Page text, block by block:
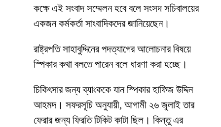
কক্ষে এই সংবাদ সম্মেলন হবে বলে সংসদ সচিবালয়ের
একজন কর্মকর্তা সাংবাদিকদের জানিয়েছেন।
রাষ্ট্রপতি সাহাবুদ্দিনের পদত্যাগের আলোচনার বিষয়ে
স্পিকার কথা বলতে পারেন বলে ধারণা করা হচ্ছে।
চিকিৎসার জন্য ব্যাংককে যান স্পিকার হাফিজ উদ্দিন
আহমদ। সফরসূচি অনুযায়ী, আগামী ২৬ জুলাই তার
ফেরার জন্য ফিরতি টিকিট কাটা ছিল। কিন্তু এর